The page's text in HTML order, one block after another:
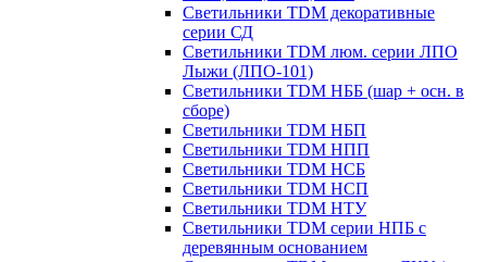
Светильники TDM декоративные
серии СД
Светильники TDM люм. серии ЛПО
Лыжи (ЛПО-101)
Светильники TDM НББ (шар + осн. в
сборе)
Светильники TDM НБП
Светильники TDM НПП
Светильники TDM НСБ
Светильники TDM НСП
Светильники TDM НТУ
Светильники TDM серии НПБ с
деревянным основанием